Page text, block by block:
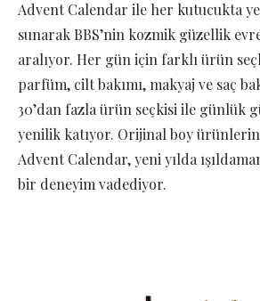
Advent Calendar ile her kutucukta
sunarak BBS’nin kozmik güzellik
aralıyor. Her gün için farklı ürün
parfüm, cilt bakımı, makyaj ve saç
30’dan fazla ürün seçkisi ile günlük
yenilik katıyor. Orijinal boy ürünlerin
Advent Calendar, yeni yılda
bir deneyim vadediyor.